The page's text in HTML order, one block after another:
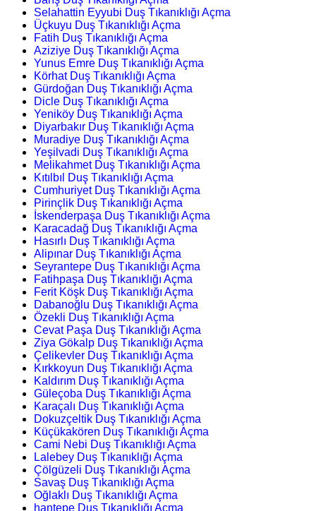
Selahattin Eyyubi Duş Tıkanıklığı Açma
Üçkuyu Duş Tıkanıklığı Açma
Fatih Duş Tıkanıklığı Açma
Aziziye Duş Tıkanıklığı Açma
Yunus Emre Duş Tıkanıklığı Açma
Körhat Duş Tıkanıklığı Açma
Gürdoğan Duş Tıkanıklığı Açma
Dicle Duş Tıkanıklığı Açma
Yeniköy Duş Tıkanıklığı Açma
Diyarbakır Duş Tıkanıklığı Açma
Muradiye Duş Tıkanıklığı Açma
Yeşilvadi Duş Tıkanıklığı Açma
Melikahmet Duş Tıkanıklığı Açma
Kıtılbıl Duş Tıkanıklığı Açma
Cumhuriyet Duş Tıkanıklığı Açma
Pirinçlik Duş Tıkanıklığı Açma
İskenderpaşa Duş Tıkanıklığı Açma
Karacadağ Duş Tıkanıklığı Açma
Hasırlı Duş Tıkanıklığı Açma
Alipınar Duş Tıkanıklığı Açma
Seyrantepe Duş Tıkanıklığı Açma
Fatihpaşa Duş Tıkanıklığı Açma
Ferit Köşk Duş Tıkanıklığı Açma
Dabanoğlu Duş Tıkanıklığı Açma
Özekli Duş Tıkanıklığı Açma
Cevat Paşa Duş Tıkanıklığı Açma
Ziya Gökalp Duş Tıkanıklığı Açma
Çelikevler Duş Tıkanıklığı Açma
Kırkkoyun Duş Tıkanıklığı Açma
Kaldırım Duş Tıkanıklığı Açma
Güleçoba Duş Tıkanıklığı Açma
Karaçalı Duş Tıkanıklığı Açma
Dokuzçeltik Duş Tıkanıklığı Açma
Küçükakören Duş Tıkanıklığı Açma
Cami Nebi Duş Tıkanıklığı Açma
Lalebey Duş Tıkanıklığı Açma
Çölgüzeli Duş Tıkanıklığı Açma
Savaş Duş Tıkanıklığı Açma
Oğlaklı Duş Tıkanıklığı Açma
hantepe Duş Tıkanıklığı Açma